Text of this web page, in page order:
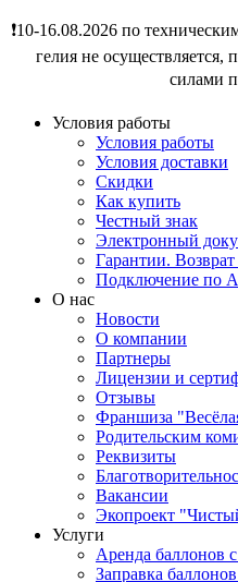
❗️10-16.08.2026 по
гелия не осуществляется,
силами
Условия работы
Условия работы
Условия доставки
Скидки
Как купить
Честный знак
Электронный
Гарантии.
Подключение по
О нас
Новости
О компании
Партнеры
Лицензии и
Отзывы
Франшиза
Родительским
Реквизиты
Вакансии
Экопроект
Услуги
Аренда баллонов
Заправка